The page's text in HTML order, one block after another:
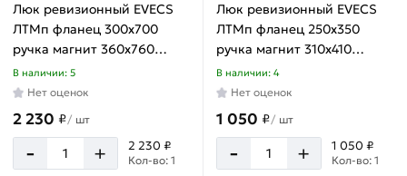
400х400
мм
400х500
мм
400х600
мм
400х700
Люк ревизионный EVECS
ЛТМп фланец 300x700
ручка магнит 360x760
окрашенная сталь
ЛТ3070Мп
В наличии: 5
Нет оценок
2 230 ₽/ шт
- + 2 230 ₽
Кол-во: 1
Люк ревизионный EVECS
ЛТМп фланец 250x350
ручка магнит 310x410
окрашенная сталь
ЛТ2535Мп
В наличии: 4
Нет оценок
1 050 ₽/ шт
- + 1 050 ₽
Кол-во: 1